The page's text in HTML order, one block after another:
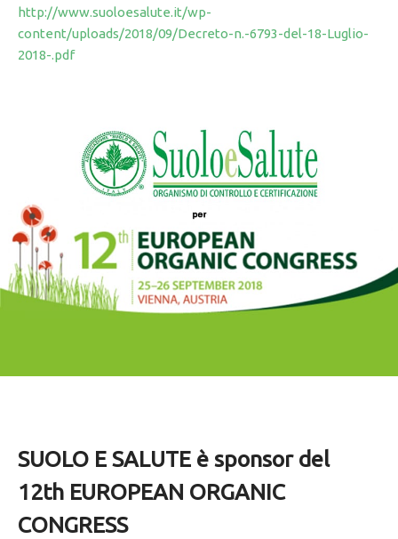
http://www.suoloesalute.it/wp-
content/uploads/2018/09/Decreto-n.-6793-del-18-Luglio-
2018-.pdf
SUOLO E SALUTE è sponsor del
12th EUROPEAN ORGANIC
CONGRESS